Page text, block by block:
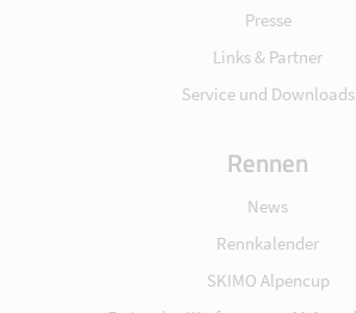
Presse
Links & Partner
Service und Downloads
Rennen
News
Rennkalender
SKIMO Alpencup